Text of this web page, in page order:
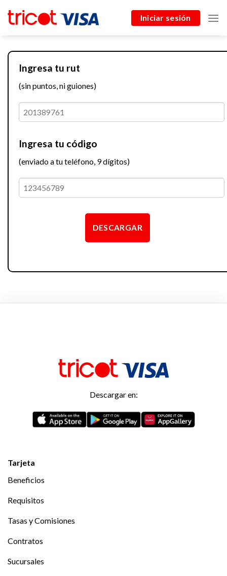
Iniciar sesión
Ingresa tu rut
(sin puntos, ni guiones)
Ingresa tu código
(enviado a tu teléfono, 9 dígitos)
DESCARGAR
Descargar en:
Tarjeta
Beneficios
Requisitos
Tasas y Comisiones
Contratos
Sucursales